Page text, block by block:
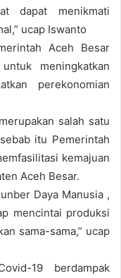
dapat menikmati
ucap Iswanto
Aceh Besar
meningkatkan
perekonomian
salah satu
itu Pemerintah
kemajuan
Aceh Besar.
Daya Manusia ,
mencintai produksi
sama-sama,” ucap
19 berdampak